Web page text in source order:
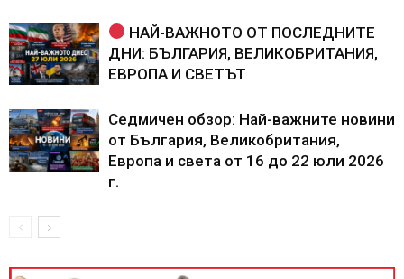
НАЙ-ВАЖНОТО ОТ ПОСЛЕДНИТЕ
ДНИ: БЪЛГАРИЯ, ВЕЛИКОБРИТАНИЯ,
ЕВРОПА И СВЕТЪТ
Седмичен обзор: Най-важните новини
от България, Великобритания,
Европа и света от 16 до 22 юли 2026
г.